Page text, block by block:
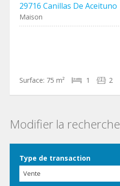
29716 Canillas De Aceituno
Maison
Surface: 75 m² 1 2
Modifier la recherche
Type de transaction
Vente